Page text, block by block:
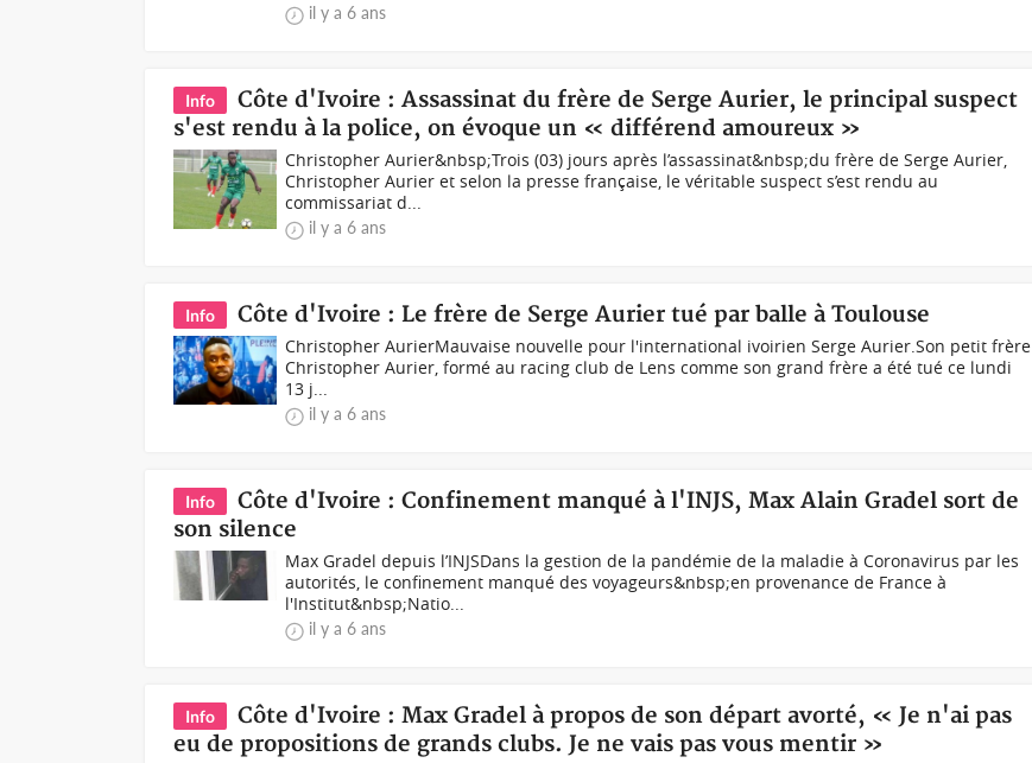
il y a 6 ans
Info
Côte d'Ivoire : Assassinat du frère de Serge Aurier, le principal suspect
s'est rendu à la police, on évoque un « différend amoureux »
Christopher Aurier&nbsp;Trois (03) jours après l’assassinat&nbsp;du frère de Serge Aurier,
Christopher Aurier et selon la presse française, le véritable suspect s’est rendu au
commissariat d...
il y a 6 ans
Info Côte d'Ivoire : Le frère de Serge Aurier tué par balle à Toulouse
Christopher Aurier Mauvaise nouvelle pour l'international ivoirien Serge Aurier.Son petit frère
Christopher Aurier, formé au racing club de Lens comme son grand frère a été tué ce lundi
13 j...
il y a 6 ans
Info
Côte d'Ivoire : Confinement manqué à l'INJS, Max Alain Gradel sort de
son silence
Max Gradel depuis l’INJSDans la gestion de la pandémie de la maladie à Coronavirus par les
autorités, le confinement manqué des voyageurs&nbsp;en provenance de France à
l'Institut&nbsp;Natio...
il y a 6 ans
Info
Côte d'Ivoire : Max Gradel à propos de son départ avorté, « Je n'ai pas
eu de propositions de grands clubs. Je ne vais pas vous mentir »